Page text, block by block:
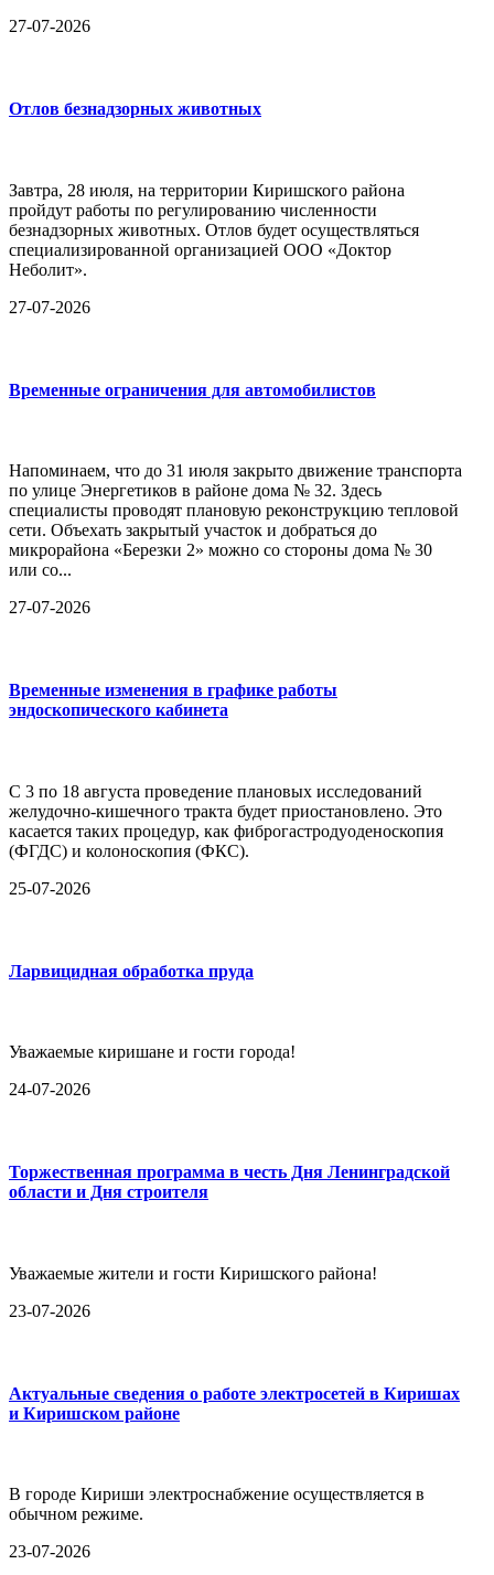
27-07-2026
Отлов безнадзорных животных
Завтра, 28 июля, на территории Киришского района
пройдут работы по регулированию численности
безнадзорных животных. Отлов будет осуществляться
специализированной организацией ООО «Доктор
Неболит».
27-07-2026
Временные ограничения для автомобилистов
Напоминаем, что до 31 июля закрыто движение транспорта
по улице Энергетиков в районе дома № 32. Здесь
специалисты проводят плановую реконструкцию тепловой
сети. Объехать закрытый участок и добраться до
микрорайона «Березки 2» можно со стороны дома № 30
или со...
27-07-2026
Временные изменения в графике работы
эндоскопического кабинета
С 3 по 18 августа проведение плановых исследований
желудочно-кишечного тракта будет приостановлено. Это
касается таких процедур, как фиброгастродуоденоскопия
(ФГДС) и колоноскопия (ФКС).
25-07-2026
Ларвицидная обработка пруда
Уважаемые киришане и гости города!
24-07-2026
Торжественная программа в честь Дня Ленинградской
области и Дня строителя
Уважаемые жители и гости Киришского района!
23-07-2026
Актуальные сведения о работе электросетей в Киришах
и Киришском районе
В городе Кириши электроснабжение осуществляется в
обычном режиме.
23-07-2026